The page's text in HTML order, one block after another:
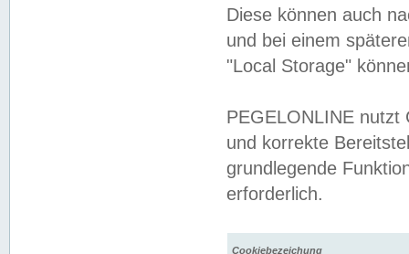
Diese können auch
und bei einem
"Local Storage"
PEGELONLINE nutzt
und korrekte
grundlegende
erforderlich.
Cookiebezeichung